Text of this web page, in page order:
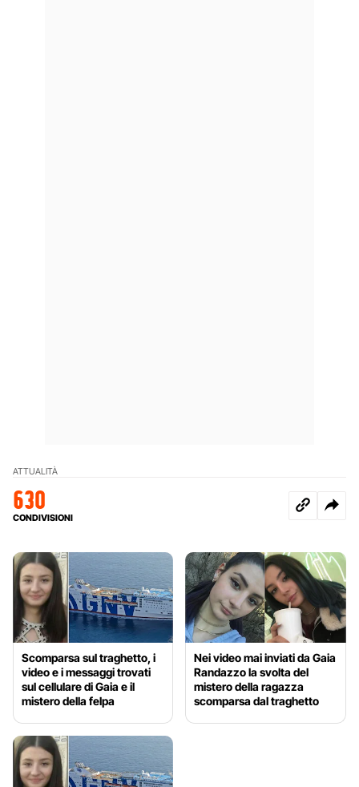
ATTUALITÀ
630
CONDIVISIONI
Scomparsa sul traghetto, i
video e i messaggi trovati
sul cellulare di Gaia e il
mistero della felpa
Nei video mai inviati da Gaia
Randazzo la svolta del
mistero della ragazza
scomparsa dal traghetto